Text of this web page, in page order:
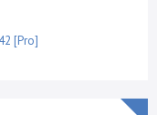
[Pro]